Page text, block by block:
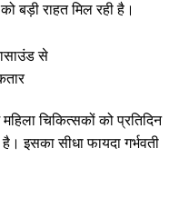
बड़ी राहत मिल रही है।
चिकित्सकों को प्रतिदिन
इसका सीधा फायदा गर्भवती